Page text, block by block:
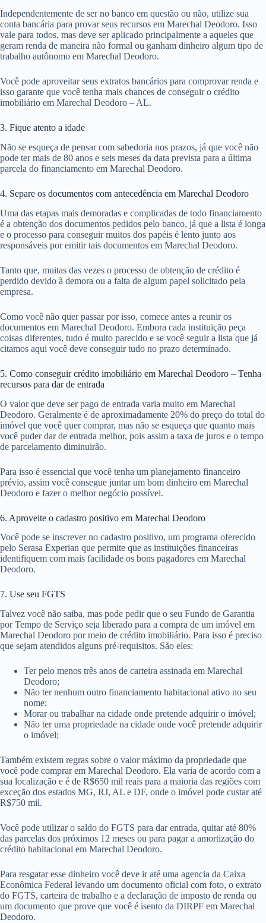
Independentemente de ser no banco em questão ou não, utilize sua
conta bancária para provar seus recursos em Marechal Deodoro. Isso
vale para todos, mas deve ser aplicado principalmente a aqueles que
geram renda de maneira não formal ou ganham dinheiro algum tipo de
trabalho autônomo em Marechal Deodoro.
Você pode aproveitar seus extratos bancários para comprovar renda e
isso garante que você tenha mais chances de conseguir o crédito
imobiliário em Marechal Deodoro – AL.
3. Fique atento a idade
Não se esqueça de pensar com sabedoria nos prazos, já que você não
pode ter mais de 80 anos e seis meses da data prevista para a última
parcela do financiamento em Marechal Deodoro.
4. Separe os documentos com antecedência em Marechal Deodoro
Uma das etapas mais demoradas e complicadas de todo financiamento
é a obtenção dos documentos pedidos pelo banco, já que a lista é longa
e o processo para conseguir muitos dos papéis é lento junto aos
responsáveis por emitir tais documentos em Marechal Deodoro.
Tanto que, muitas das vezes o processo de obtenção de crédito é
perdido devido à demora ou a falta de algum papel solicitado pela
empresa.
Como você não quer passar por isso, comece antes a reunir os
documentos em Marechal Deodoro. Embora cada instituição peça
coisas diferentes, tudo é muito parecido e se você seguir a lista que já
citamos aqui você deve conseguir tudo no prazo determinado.
5. Como conseguir crédito imobiliário em Marechal Deodoro – Tenha
recursos para dar de entrada
O valor que deve ser pago de entrada varia muito em Marechal
Deodoro. Geralmente é de aproximadamente 20% do preço do total do
imóvel que você quer comprar, mas não se esqueça que quanto mais
você puder dar de entrada melhor, pois assim a taxa de juros e o tempo
de parcelamento diminuirão.
Para isso é essencial que você tenha um planejamento financeiro
prévio, assim você consegue juntar um bom dinheiro em Marechal
Deodoro e fazer o melhor negócio possível.
6. Aproveite o cadastro positivo em Marechal Deodoro
Você pode se inscrever no cadastro positivo, um programa oferecido
pelo Serasa Experian que permite que as instituições financeiras
identifiquem com mais facilidade os bons pagadores em Marechal
Deodoro.
7. Use seu FGTS
Talvez você não saiba, mas pode pedir que o seu Fundo de Garantia
por Tempo de Serviço seja liberado para a compra de um imóvel em
Marechal Deodoro por meio de crédito imobiliário. Para isso é preciso
que sejam atendidos alguns pré-requisitos. São eles:
Ter pelo menos três anos de carteira assinada em Marechal
Deodoro;
Não ter nenhum outro financiamento habitacional ativo no seu
nome;
Morar ou trabalhar na cidade onde pretende adquirir o imóvel;
Não ter uma propriedade na cidade onde você pretende adquirir
o imóvel;
Também existem regras sobre o valor máximo da propriedade que
você pode comprar em Marechal Deodoro. Ela varia de acordo com a
sua localização e é de R$650 mil reais para a maioria das regiões com
exceção dos estados MG, RJ, AL e DF, onde o imóvel pode custar até
R$750 mil.
Você pode utilizar o saldo do FGTS para dar entrada, quitar até 80%
das parcelas dos próximos 12 meses ou para pagar a amortização do
crédito habitacional em Marechal Deodoro.
Para resgatar esse dinheiro você deve ir até uma agencia da Caixa
Econômica Federal levando um documento oficial com foto, o extrato
do FGTS, carteira de trabalho e a declaração de imposto de renda ou
um documento que prove que você é isento da DIRPF em Marechal
Deodoro.